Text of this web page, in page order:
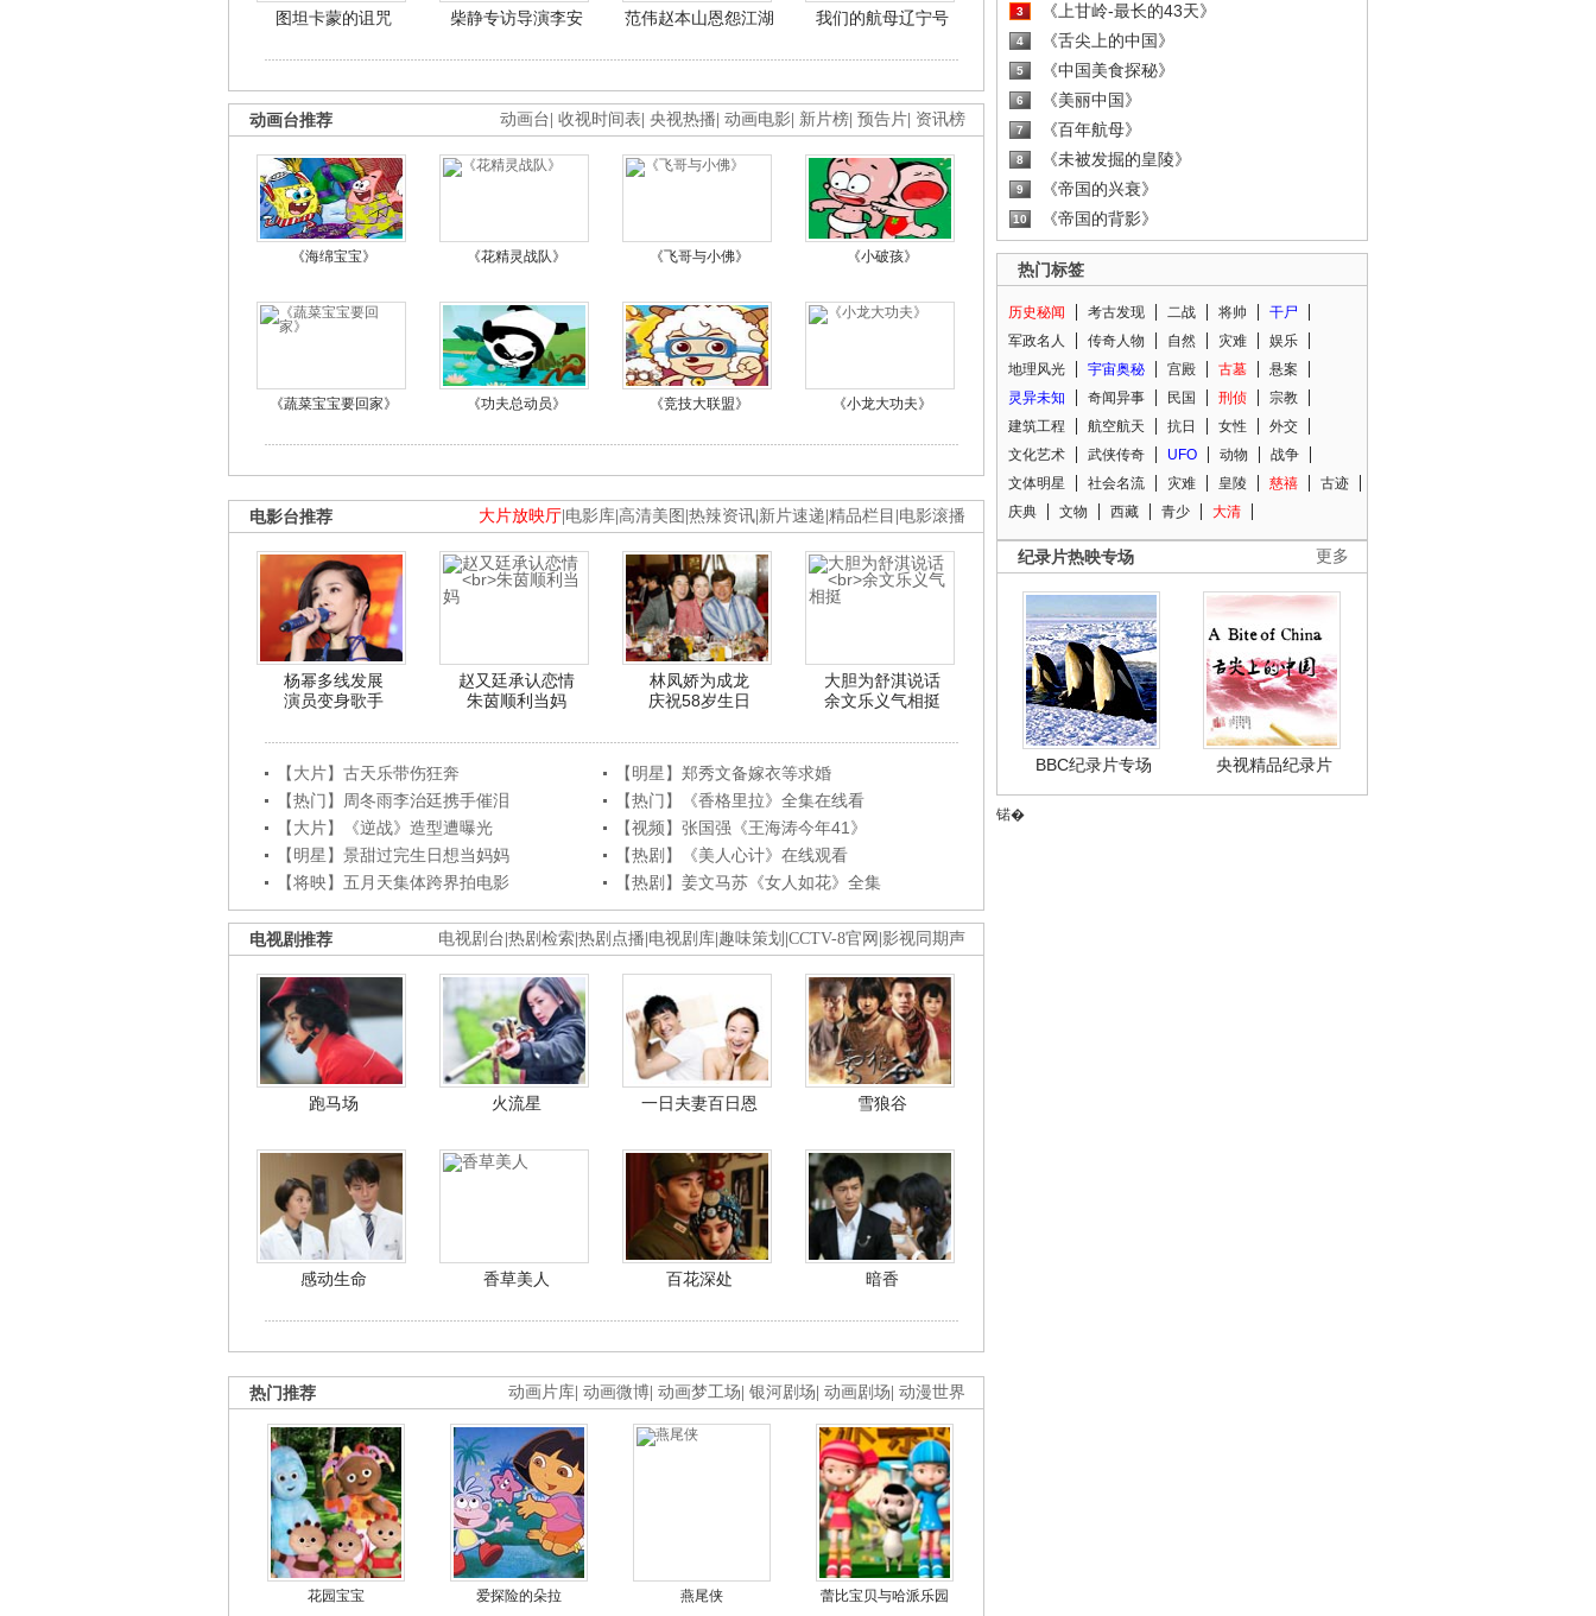
图坦卡蒙的诅咒 柴静专访导演李安 范伟赵本山恩怨江湖 我们的航母辽宁号
动画台 收视时间表 央视热播 动画电影 新片榜 预告片 资讯榜
动画台推荐
《海绵宝宝》 《花精灵战队》 《飞哥与小佛》 《小破孩》
《蔬菜宝宝要回家》 《功夫总动员》 《竞技大联盟》 《小龙大功夫》
大片放映厅 电影库 高清美图 热辣资讯 新片速递 精品栏目 电影滚播
电影台推荐
杨幂多线发展
演员变身歌手
赵又廷承认恋情
朱茵顺利当妈
林凤娇为成龙
庆祝58岁生日
大胆为舒淇说话
余文乐义气相挺
【大片】古天乐带伤狂奔
【明星】郑秀文备嫁衣等求婚
【热门】周冬雨李治廷携手催泪
【热门】《香格里拉》全集在线看
【大片】《逆战》造型遭曝光
【视频】张国强《王海涛今年41》
【明星】景甜过完生日想当妈妈
【热剧】《美人心计》在线观看
【将映】五月天集体跨界拍电影
【热剧】姜文马苏《女人如花》全集
电视剧台 热剧检索 热剧点播 电视剧库 趣味策划 CCTV-8官网 影视同期声
电视剧推荐
跑马场 火流星 一日夫妻百日恩 雪狼谷
感动生命 香草美人 百花深处 暗香
动画片库 动画微博 动画梦工场 银河剧场 动画剧场 动漫世界
热门推荐
花园宝宝 爱探险的朵拉 燕尾侠 蕾比宝贝与哈派乐园
3 《上甘岭-最长的43天》
4 《舌尖上的中国》
5 《中国美食探秘》
6 《美丽中国》
7 《百年航母》
8 《未被发掘的皇陵》
9 《帝国的兴衰》
10 《帝国的背影》
热门标签
历史秘闻 考古发现 二战 将帅
干尸
军政名人
传奇人物 自然 灾难
娱乐
地理风光
宇宙奥秘 宫殿 古墓
悬案
灵异未知
奇闻异事 民国 刑侦
宗教
建筑工程
航空航天 抗日 女性
外交
文化艺术
武侠传奇 UFO 动物
战争
文体明星
社会名流 灾难 皇陵 慈禧
古迹
庆典
文物 西藏 青少 大清
更多
纪录片热映专场
BBC纪录片专场 央视精品纪录片
锘�